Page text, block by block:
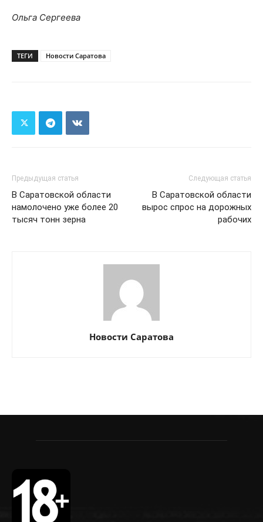
Ольга Сергеева
ТЕГИ Новости Саратова
Предыдущая статья
В Саратовской области
намолочено уже более 20
тысяч тонн зерна
Следующая статья
В Саратовской области
вырос спрос на дорожных
рабочих
Новости Саратова